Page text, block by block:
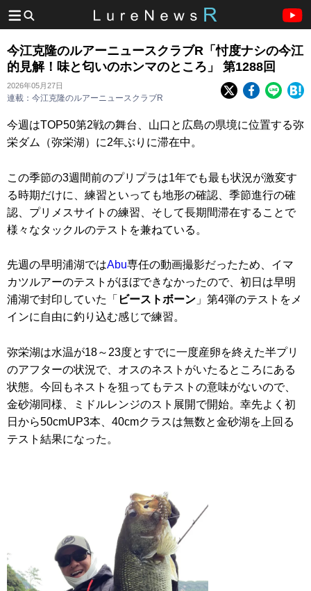
今江克隆のルアーニュースクラブR「忖度ナシの今江
的見解！味と匂いのホンマのところ」 第1288回
2026年05月27日
連載：今江克隆のルアーニュースクラブR
今週はTOP50第2戦の舞台、山口と広島の県境に位置する弥
栄ダム（弥栄湖）に2年ぶりに滞在中。
この季節の3週間前のプリプラは1年でも最も状況が激変す
る時期だけに、練習といっても地形の確認、季節進行の確
認、プリメスサイトの練習、そして長期間滞在することで
様々なタックルのテストを兼ねている。
先週の早明浦湖ではAbu専任の動画撮影だったため、イマ
カツルアーのテストがほぼできなかったので、初日は早明
浦湖で封印していた「 ビーストボーン 」第4弾のテストをメ
インに自由に釣り込む感じで練習。
弥栄湖は水温が18～23度とすでに一度産卵を終えた半プリ
のアフターの状況で、オスのネストがいたるところにある
状態。今回もネストを狙ってもテストの意味がないので、
金砂湖同様、ミドルレンジのスト展開で開始。幸先よく初
日から50cmUP3本、40cmクラスは無数と金砂湖を上回る
テスト結果になった。